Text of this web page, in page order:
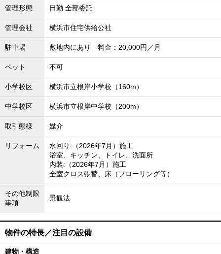
管理形態 日勤 全部委託
管理会社 横浜市住宅供給公社
駐車場 敷地内にあり 料金：20,000円／月
ペット 不可
小学校区 横浜市立根岸小学校（160m）
中学校区 横浜市立根岸中学校（200m）
取引態様 媒介
リフォーム
水回り:（2026年7月）施工
浴室、キッチン、トイレ、洗面所
内装:（2026年7月）施工
全室クロス張替、床（フローリング等）
その他制限
事項
景観法
物件の特長／注目の設備
建物・構造